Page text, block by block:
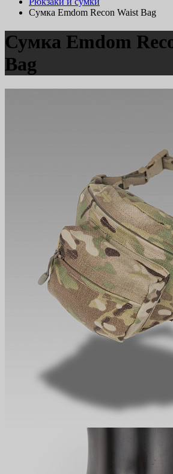
Сумка Emdom Recon Waist Bag
Сумка Emdom
Bag